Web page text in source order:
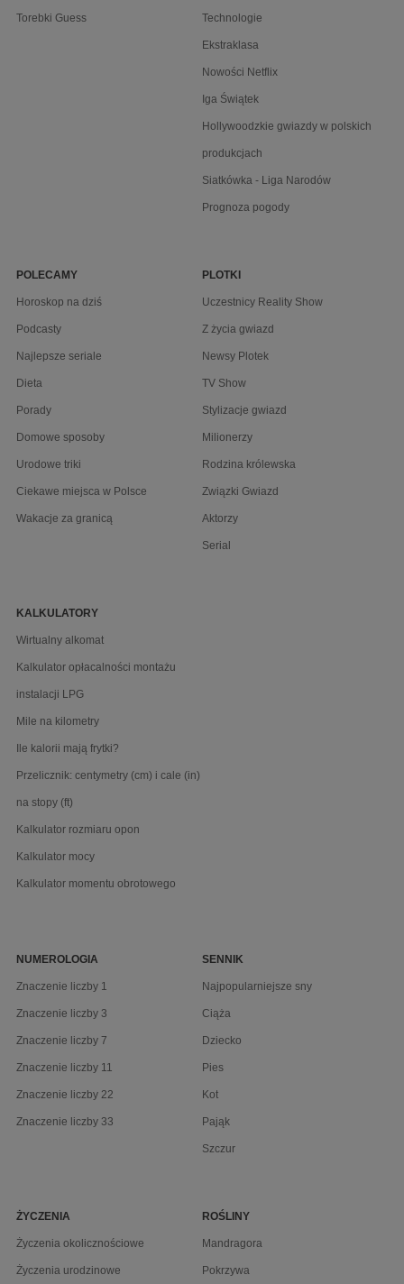
Torebki Guess Technologie
Ekstraklasa
Nowości Netflix
Iga Świątek
Hollywoodzkie gwiazdy w polskich
produkcjach
Siatkówka - Liga Narodów
Prognoza pogody
POLECAMY
Horoskop na dziś
Podcasty
Najlepsze seriale
Dieta
Porady
Domowe sposoby
Urodowe triki
Ciekawe miejsca w Polsce
Wakacje za granicą
PLOTKI
Uczestnicy Reality Show
Z życia gwiazd
Newsy Plotek
TV Show
Stylizacje gwiazd
Milionerzy
Rodzina królewska
Związki Gwiazd
Aktorzy
Serial
KALKULATORY
Wirtualny alkomat
Kalkulator opłacalności montażu
instalacji LPG
Mile na kilometry
Ile kalorii mają frytki?
Przelicznik: centymetry (cm) i cale (in)
na stopy (ft)
Kalkulator rozmiaru opon
Kalkulator mocy
Kalkulator momentu obrotowego
NUMEROLOGIA
Znaczenie liczby 1
Znaczenie liczby 3
Znaczenie liczby 7
Znaczenie liczby 11
Znaczenie liczby 22
Znaczenie liczby 33
SENNIK
Najpopularniejsze sny
Ciąża
Dziecko
Pies
Kot
Pająk
Szczur
ŻYCZENIA
Życzenia okolicznościowe
Życzenia urodzinowe
ROŚLINY
Mandragora
Pokrzywa